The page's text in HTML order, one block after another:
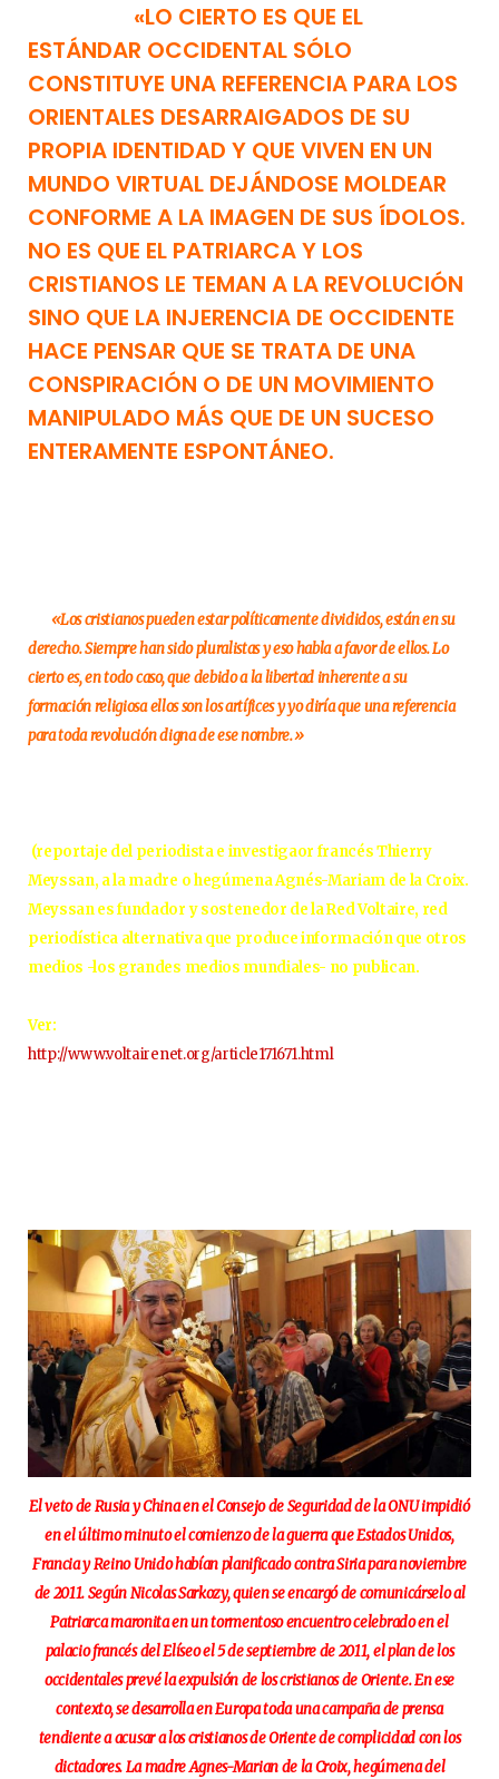
«LO CIERTO ES QUE EL
ESTÁNDAR OCCIDENTAL SÓLO
CONSTITUYE UNA REFERENCIA PARA LOS
ORIENTALES DESARRAIGADOS DE SU
PROPIA IDENTIDAD Y QUE VIVEN EN UN
MUNDO VIRTUAL DEJÁNDOSE MOLDEAR
CONFORME A LA IMAGEN DE SUS ÍDOLOS.
NO ES QUE EL PATRIARCA Y LOS
CRISTIANOS LE TEMAN A LA REVOLUCIÓN
SINO QUE LA INJERENCIA DE OCCIDENTE
HACE PENSAR QUE SE TRATA DE UNA
CONSPIRACIÓN O DE UN MOVIMIENTO
MANIPULADO MÁS QUE DE UN SUCESO
ENTERAMENTE ESPONTÁNEO.
«Los cristianos pueden estar políticamente divididos, están en su
derecho. Siempre han sido pluralistas y eso habla a favor de ellos. Lo
cierto es, en todo caso, que debido a la libertad inherente a su
formación religiosa ellos son los artífices y yo diría que una referencia
para toda revolución digna de ese nombre.»
(reportaje del periodista e investigaor francés Thierry
Meyssan, a la madre o hegúmena Agnés-Mariam de la Croix.
Meyssan es fundador y sostenedor de la Red Voltaire, red
periodística alternativa que produce información que otros
medios -los grandes medios mundiales- no publican.
Ver:
http://www.voltairenet.org/article171671.html
El veto de Rusia y China en el Consejo de Seguridad de la ONU impidió
en el último minuto el comienzo de la guerra que Estados Unidos,
Francia y Reino Unido habían planificado contra Siria para noviembre
de 2011. Según Nicolas Sarkozy, quien se encargó de comunicárselo al
Patriarca maronita en un tormentoso encuentro celebrado en el
palacio francés del Elíseo el 5 de septiembre de 2011, el plan de los
occidentales prevé la expulsión de los cristianos de Oriente. En ese
contexto, se desarrolla en Europa toda una campaña de prensa
tendiente a acusar a los cristianos de Oriente de complicidad con los
dictadores. La madre Agnes-Marian de la Croix, hegúmena del